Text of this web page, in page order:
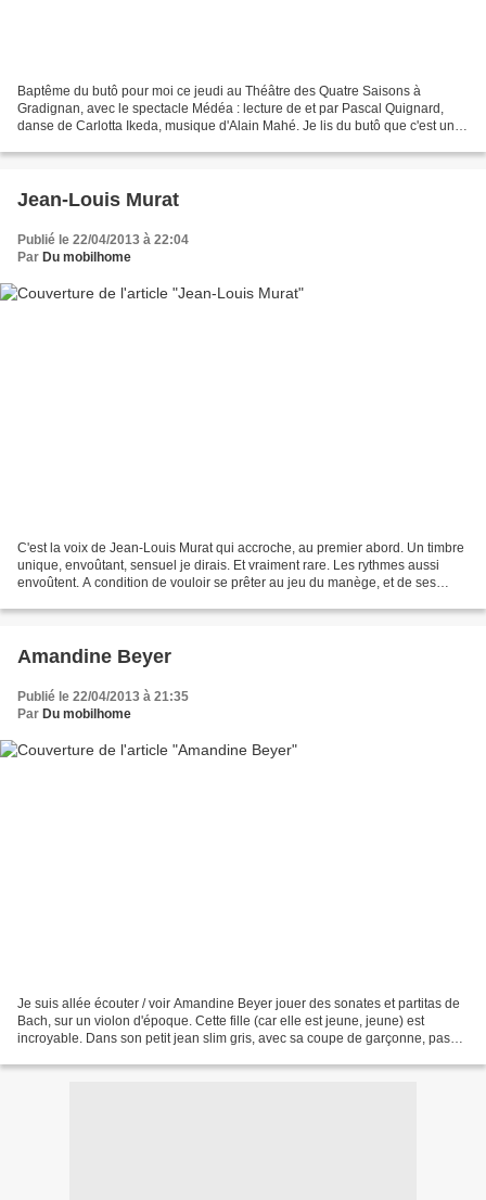
Baptême du butô pour moi ce jeudi au Théâtre des Quatre Saisons à
Gradignan, avec le spectacle Médéa : lecture de et par Pascal Quignard,
danse de Carlotta Ikeda, musique d'Alain Mahé. Je lis du butô que c'est une
Jean-Louis Murat
Publié le 22/04/2013 à 22:04
Par Du mobilhome
C'est la voix de Jean-Louis Murat qui accroche, au premier abord. Un timbre
unique, envoûtant, sensuel je dirais. Et vraiment rare. Les rythmes aussi
envoûtent. A condition de vouloir se prêter au jeu du manège, et de ses
Amandine Beyer
Publié le 22/04/2013 à 21:35
Par Du mobilhome
Je suis allée écouter / voir Amandine Beyer jouer des sonates et partitas de
Bach, sur un violon d'époque. Cette fille (car elle est jeune, jeune) est
incroyable. Dans son petit jean slim gris, avec sa coupe de garçonne, pas